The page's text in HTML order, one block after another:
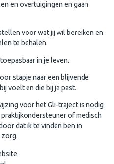
en overtuigingen en gaan
voor wat jij wil bereiken en
te behalen.
in je leven.
stapje naar een blijvende
voelt en die bij je past.
voor het Gli-traject is nodig
of medisch
dat ik te vinden ben in
zorg.